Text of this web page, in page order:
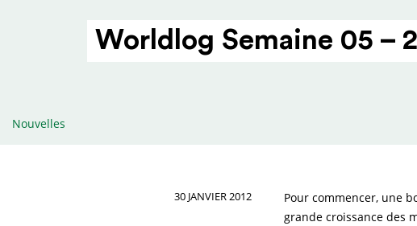
Worldlog Semaine 05 –
Nouvelles
30 JANVIER 2012
Pour commencer, une
grande croissance des